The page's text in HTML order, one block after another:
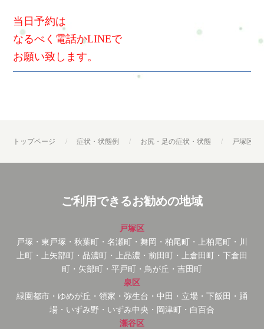
当日予約は
なるべく電話かLINEで
お願い致します。
トップページ 症状・状態例 お尻・足の症状・状態 戸塚区・
ご利用できるお勧めの地域
戸塚区
戸塚・東戸塚・秋葉町・名瀬町・舞岡・柏尾町・上柏尾町・川
上町・上矢部町・品濃町・上品濃・前田町・上倉田町・下倉田
町・矢部町・平戸町・鳥が丘・吉田町
泉区
緑園都市・ゆめが丘・領家・弥生台・中田・立場・下飯田・踊
場・いずみ野・いずみ中央・岡津町・白百合
瀬谷区